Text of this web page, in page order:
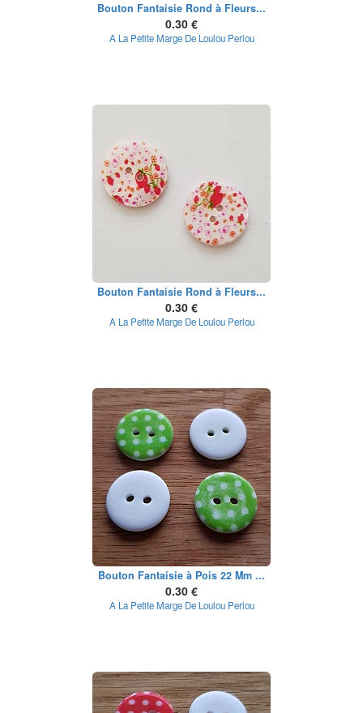
Bouton Fantaisie Rond à Fleurs...
0.30 €
A La Petite Marge De Loulou Perlou
Bouton Fantaisie Rond à Fleurs...
0.30 €
A La Petite Marge De Loulou Perlou
Bouton Fantaisie à Pois 22 Mm ...
0.30 €
A La Petite Marge De Loulou Perlou